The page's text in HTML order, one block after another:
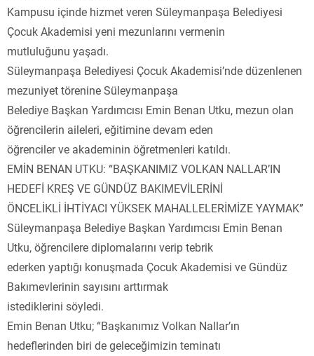
Kampusu içinde hizmet veren Süleymanpaşa Belediyesi
Çocuk Akademisi yeni mezunlarını vermenin
mutluluğunu yaşadı.
Süleymanpaşa Belediyesi Çocuk Akademisi’nde düzenlenen
mezuniyet törenine Süleymanpaşa
Belediye Başkan Yardımcısı Emin Benan Utku, mezun olan
öğrencilerin aileleri, eğitimine devam eden
öğrenciler ve akademinin öğretmenleri katıldı.
EMİN BENAN UTKU: “BAŞKANIMIZ VOLKAN NALLAR’IN
HEDEFİ KREŞ VE GÜNDÜZ BAKIMEVİLERİNİ
ÖNCELİKLİ İHTİYACI YÜKSEK MAHALLELERİMİZE YAYMAK”
Süleymanpaşa Belediye Başkan Yardımcısı Emin Benan
Utku, öğrencilere diplomalarını verip tebrik
ederken yaptığı konuşmada Çocuk Akademisi ve Gündüz
Bakımevlerinin sayısını arttırmak
istediklerini söyledi.
Emin Benan Utku; “Başkanımız Volkan Nallar’ın
hedeflerinden biri de geleceğimizin teminatı